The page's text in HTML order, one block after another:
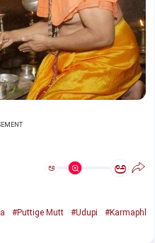
ಅ ಅ
#Puttige Mutt #Udupi
#Karmaphl